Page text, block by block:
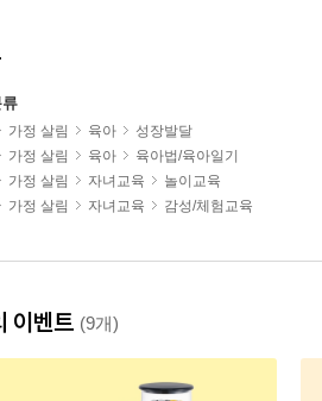
가정 살림 육아
성장발달
가정 살림 육아
육아법/육아일기
가정 살림 자녀교육
놀이교육
가정 살림 자녀교육 감성/체험교육
이벤트 (9개)